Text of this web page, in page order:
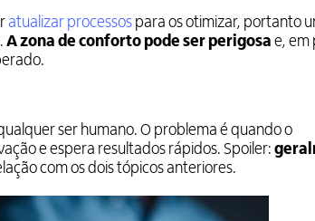
atualizar processos para os otimizar, portanto
A zona de conforto pode ser perigosa e, em
ser humano. O problema é quando o
e espera resultados rápidos. Spoiler:
com os dois tópicos anteriores.